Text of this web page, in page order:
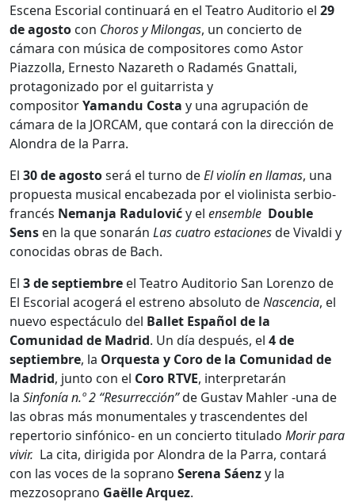
Escena Escorial continuará en el Teatro Auditorio el 29
de agosto con Choros y Milongas, un concierto de
cámara con música de compositores como Astor
Piazzolla, Ernesto Nazareth o Radamés Gnattali,
protagonizado por el guitarrista y
compositorYamandu Costa y una agrupación de
cámara de la JORCAM, que contará con la dirección de
Alondra de la Parra.
El 30 de agostoserá el turno deEl violín en llamas, una
propuesta musical encabezada por el violinista serbio-
francés Nemanja Radulovićy el ensemble Double
Sens en la que sonarán Las cuatro estacionesde Vivaldi y
conocidas obras de Bach.
El 3 de septiembre el Teatro Auditorio San Lorenzo de
El Escorial acogerá el estreno absoluto deNascencia, el
nuevo espectáculo del Ballet Español de la
Comunidad de Madrid. Un día después, el 4 de
septiembre, la Orquesta y Coro de la Comunidad de
Madrid, junto con el Coro RTVE, interpretarán
la Sinfonían.º 2 “Resurrección”de Gustav Mahler -una de
las obras más monumentales y trascendentes del
repertorio sinfónico- en un concierto titulado Morir para
vivir. La cita, dirigida por Alondra de la Parra, contará
con las voces de la soprano Serena Sáenzy la
mezzosoprano Gaëlle Arquez.